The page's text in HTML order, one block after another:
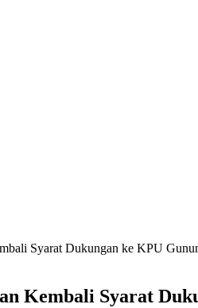
Syarat Dukungan ke KPU
Kembali Syarat